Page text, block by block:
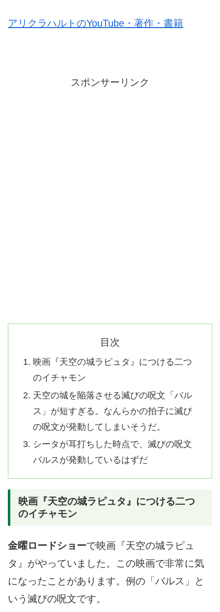
アリクラハルトのYouTube・著作・書籍
スポンサーリンク
目次
映画『天空の城ラピュタ』につける二つ
のイチャモン
天空の城を陥落させる滅びの呪文「バル
ス」が短すぎる。なんらかの拍子に滅び
の呪文が発動してしまいそうだ。
シータが耳打ちした時点で、滅びの呪文
バルスが発動しているはずだ
映画『天空の城ラピュタ』につける二つ
のイチャモン
金曜ロードショーで映画『天空の城ラピュ
タ』がやっていました。この映画で非常に気
になったことがあります。例の「バルス」と
いう滅びの呪文です。